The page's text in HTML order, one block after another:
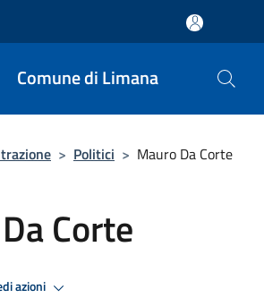
Comune di Limana
> Politici > Mauro Da Corte
Corte
azioni